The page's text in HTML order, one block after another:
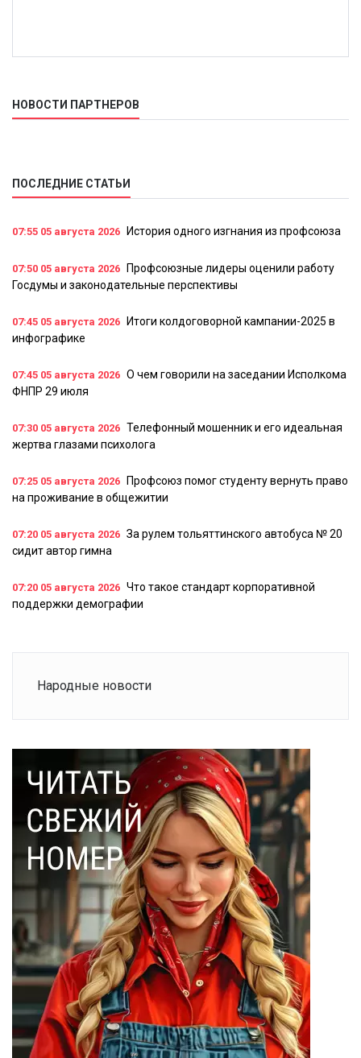
НОВОСТИ ПАРТНЕРОВ
ПОСЛЕДНИЕ СТАТЬИ
07:55 05 августа 2026 История одного изгнания из профсоюза
07:50 05 августа 2026
Профсоюзные лидеры оценили работу
Госдумы и законодательные перспективы
07:45 05 августа 2026
Итоги колдоговорной кампании-2025 в
инфографике
07:45 05 августа 2026 О чем говорили на заседании Исполкома
ФНПР 29 июля
07:30 05 августа 2026 Телефонный мошенник и его идеальная
жертва глазами психолога
07:25 05 августа 2026
Профсоюз помог студенту вернуть право
на проживание в общежитии
07:20 05 августа 2026 За рулем тольяттинского автобуса № 20
сидит автор гимна
07:20 05 августа 2026 Что такое стандарт корпоративной
поддержки демографии
Народные новости